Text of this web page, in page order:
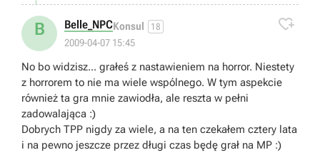
Re 3 1999 - 8,5/10
RE code veronica 2000 -9/10
RE 1 remake 2002 - 10/10
RE 4 2005 - 8,5/10
RE 5 2009 - 7/10
RE 6 2012 - 7,5/10
RE Revelations 2012 - 7,5/10
RE Revelations 2 2015 - 7,5/10
RE 7 2017 - 9/10
B Belle_NPCKonsul 18
2009-04-07 15:45

No bo widzisz... grałeś z nastawieniem na horror. Niestety
z horrorem to nie ma wiele wspólnego. W tym aspekcie
również ta gra mnie zawiodła, ale reszta w pełni
zadowalająca :)
Dobrych TPP nigdy za wiele, a na ten czekałem cztery lata
i na pewno jeszcze przez długi czas będę grał na MP :)